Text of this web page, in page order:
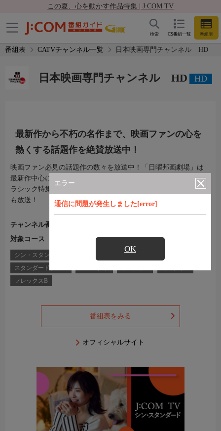
この夏、心を動かす作品特集 | J:COM TV
CS番組一覧 番組表
検索
番組表 CATVチャンネル一覧 日本映画専門チャンネル HD
エラー
通信に問題が発生しました[error]
OK
日本映画専門チャンネル HD HD
最新作から不朽の名作まで、映画ファンの心を
熱くする話題作を絶賛放送中！
映画ファン必見の話題作の数々を放送中！「日曜邦画劇場」は
最新作中心に、解説や対談もお届け！「蔵出し名画座」などク
ラシック特集に加え、往年の名優の出演作特集など不朽の名作
も放送！
チャンネル番号
対象コース
J:COM TVコース一覧
シン・スタンダード シン・スタンダードプラス
スタンダードプラス
フレックスB
番組表をみる
オフィシャルサイト